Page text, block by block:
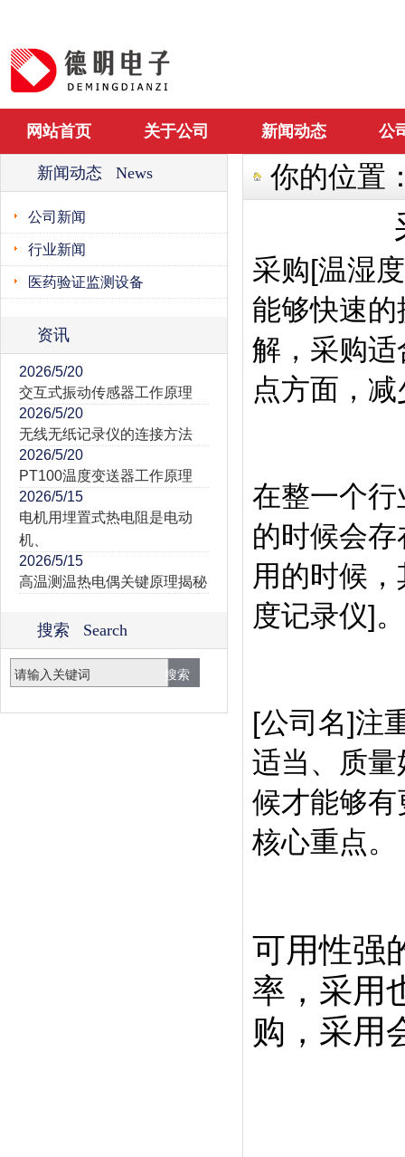
网站首页 关于公司 新闻动态 公
新闻动态 News
公司新闻
行业新闻
医药验证监测设备
资讯
2026/5/20
交互式振动传感器工作原理
2026/5/20
无线无纸记录仪的连接方法
2026/5/20
PT100温度变送器工作原理
2026/5/15
电机用埋置式热电阻是电动
机、
2026/5/15
高温测温热电偶关键原理揭秘
搜索 Search
你的位置
采购[温湿
能够快速
解，采购
点方面，
在整一个
的时候会
用的时候
度记录仪]。
[公司名]注
适当、质
候才能够
核心重点。
可用性强
率，采用
购，采用